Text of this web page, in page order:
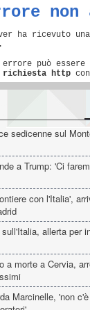
sedicenne sul
a Trump: 'Ci
con l'Italia',
allerta per
a morte a Cervia,
Marcinelle, 'non